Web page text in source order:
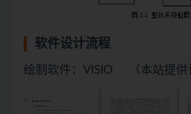
软件设计流程
绘制软件：VISIO （本站提供